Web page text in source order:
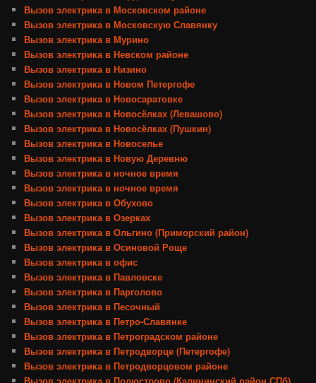
Вызов электрика в Московском районе
Вызов электрика в Московскую Славянку
Вызов электрика в Мурино
Вызов электрика в Невском районе
Вызов электрика в Низино
Вызов электрика в Новом Петергофе
Вызов электрика в Новосаратовке
Вызов электрика в Новосёлках (Левашово)
Вызов электрика в Новосёлках (Пушкин)
Вызов электрика в Новоселье
Вызов электрика в Новую Деревню
Вызов электрика в ночное время
Вызов электрика в ночное время
Вызов электрика в Обухово
Вызов электрика в Озерках
Вызов электрика в Ольгино (Приморский район)
Вызов электрика в Осиновой Роще
Вызов электрика в офис
Вызов электрика в Павловске
Вызов электрика в Парголово
Вызов электрика в Песочный
Вызов электрика в Петро-Славянке
Вызов электрика в Петроградском районе
Вызов электрика в Петродворце (Петергофе)
Вызов электрика в Петродворцовом районе